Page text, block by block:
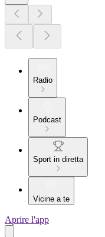
Radio
Podcast
Sport in diretta
Vicine a te
Aprire l'app